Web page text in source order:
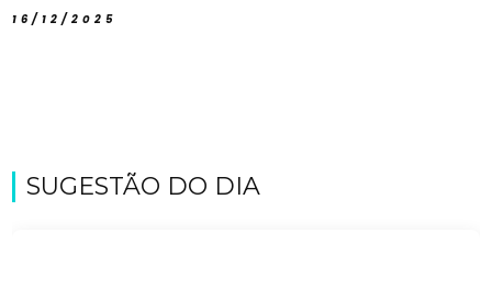
16/12/2025
SUGESTÃO DO DIA